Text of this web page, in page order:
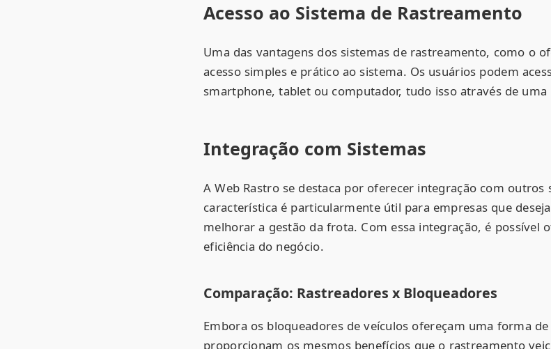
Acesso ao Sistema de Rastreamento
Uma das vantagens dos sistemas de rastreamento, como o
acesso simples e prático ao sistema. Os usuários podem
smartphone, tablet ou computador, tudo isso através de
Integração com Sistemas
A Web Rastro se destaca por oferecer integração com outros
característica é particularmente útil para empresas que
melhorar a gestão da frota. Com essa integração, é possível
eficiência do negócio.
Comparação: Rastreadores x Bloqueadores
Embora os bloqueadores de veículos ofereçam uma forma
proporcionam os mesmos benefícios que o rastreamento